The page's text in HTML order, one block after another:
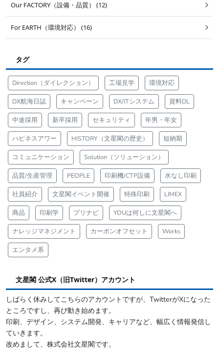
Our FACTORY（設備・品質） (12)
For EARTH（環境対応） (16)
タグ
Direction（ダイレクション） 工場見学 環境対応
DX航海日誌 キャンペーン DX/ITシステム 資料DL
中途採用 新卒採用 セキュリティ 年男・年女
ハピネスアワー HISTORY（文星閣の歴史） 短納期
コミュニケーション Solution（ソリューション）
品質/生産管理 PEOPLE 印刷機/CTP設備 水なし印刷
社員紹介 文星閣イベント開催 特殊印刷 LIMEX
商品 印刷学 プリナビ YOUは何しに文星閣へ
ナレッジマネジメント カーボンオフセット Works
エンタメ系
文星閣 公式X（旧Twitter）アカウント
しばらく休みしてこちらのアカウントですが、TwitterがXになった
ところですし、再び動き始めます。
印刷、デザイン、システム開発、キャリアなど、幅広く情報発信し
ていきます。
改めまして、株式会社文星閣です。